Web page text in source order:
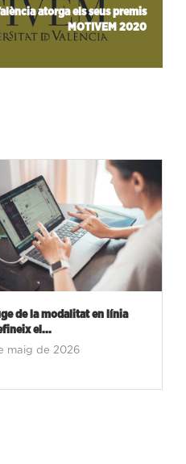
atorga els seus premis
MOTIVEM 2020
Rodrigo Sorogoyen participa en
un curs de la...
30 de març de 2026